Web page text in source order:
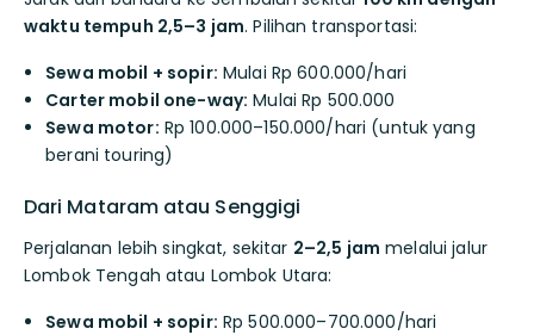
waktu tempuh 2,5–3 jam. Pilihan transportasi:
Sewa mobil + sopir: Mulai Rp 600.000/hari
Carter mobil one-way: Mulai Rp 500.000
Sewa motor: Rp 100.000–150.000/hari (untuk yang
berani touring)
Dari Mataram atau Senggigi
Perjalanan lebih singkat, sekitar 2–2,5 jam melalui jalur
Lombok Tengah atau Lombok Utara:
Sewa mobil + sopir: Rp 500.000–700.000/hari